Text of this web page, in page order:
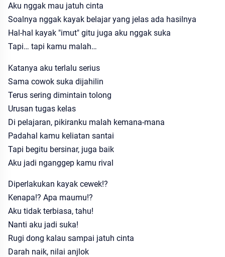
Aku nggak mau jatuh cinta
Soalnya nggak kayak belajar yang jelas ada hasilnya
Hal-hal kayak "imut" gitu juga aku nggak suka
Tapi… tapi kamu malah…
Katanya aku terlalu serius
Sama cowok suka dijahilin
Terus sering dimintain tolong
Urusan tugas kelas
Di pelajaran, pikiranku malah kemana-mana
Padahal kamu keliatan santai
Tapi begitu bersinar, juga baik
Aku jadi nganggep kamu rival
Diperlakukan kayak cewek!?
Kenapa!? Apa maumu!?
Aku tidak terbiasa, tahu!
Nanti aku jadi suka!
Rugi dong kalau sampai jatuh cinta
Darah naik, nilai anjlok